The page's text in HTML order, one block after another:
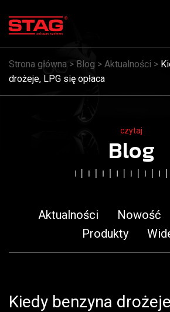
Strona główna > Blog > Aktualności >
drożeje, LPG się opłaca
czytaj
Blog
Aktualności Nowość
Produkty
Kiedy benzyna